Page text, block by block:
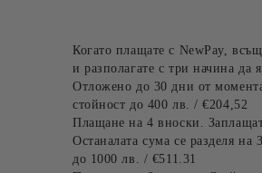
Когато плащате с NewPay,
и разполагате с три начина да
Отложено до 30 дни от
стойност до 400 лв. / €204,52
Плащане на 4 вноски.
Останалата сума се разделя
до 1000 лв. / €511.31